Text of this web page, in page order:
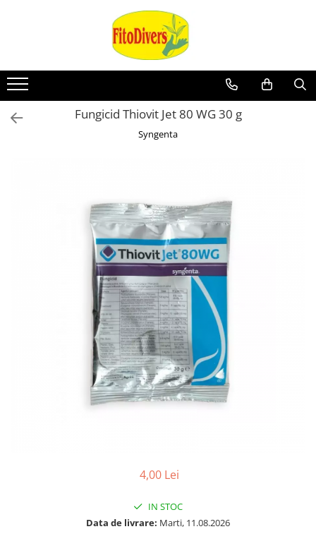
Fungicid Thiovit Jet 80 WG 30 g
Syngenta
4,00 Lei
IN STOC
Data de livrare: Marti, 11.08.2026